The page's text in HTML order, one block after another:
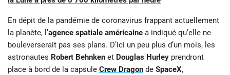
En dépit de la pandémie de coronavirus frappant actuellement
la planète, l’agence spatiale américaine a indiqué qu’elle ne
bouleverserait pas ses plans. D’ici un peu plus d’un mois, les
astronautes Robert Behnken et Douglas Hurley prendront
place à bord de la capsule Crew Dragon de SpaceX,